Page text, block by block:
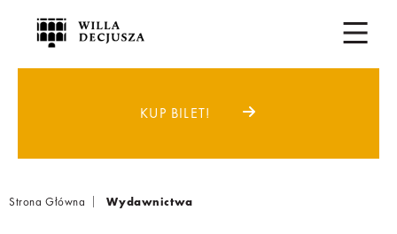
KUP BILET!
Breadcrumb
Strona Główna Wydawnictwa